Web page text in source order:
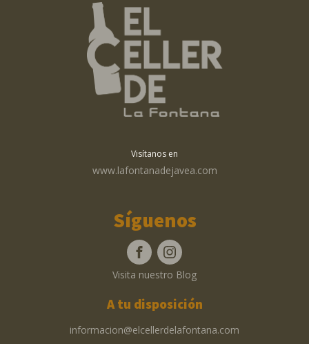
Visítanos en
www.lafontanadejavea.com
Síguenos
Visita nuestro Blog
A tu disposición
informacion@elcellerdelafontana.com